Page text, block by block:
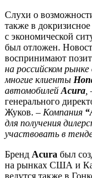
Слухи о
также в
с экономической
был отложен.
воспринимают
на российском
многие клиенты
автомобилей Acura
генерального
Жуков. – Компания
для получения
участвовать в
Бренд Acura был
на рынках США и
ведутся также в